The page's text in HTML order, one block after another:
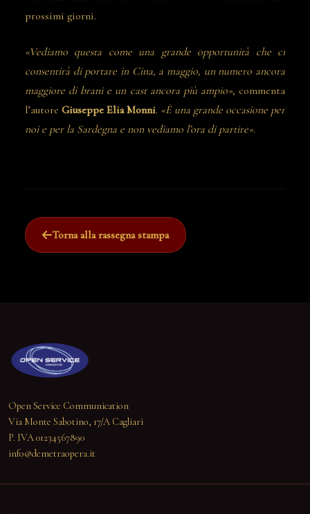
prossimi giorni.
«Vediamo questa come una grande opportunità che ci
consentirà di portare in Cina, a maggio, un numero ancora
maggiore di brani e un cast ancora più ampio», commenta
l’autore Giuseppe Elia Monni. «È una grande occasione per
noi e per la Sardegna e non vediamo l’ora di partire».
Torna alla rassegna stampa
Open Service Communication
Via Monte Sabotino, 17/A Cagliari
P. IVA 01234567890
info@demetraopera.it